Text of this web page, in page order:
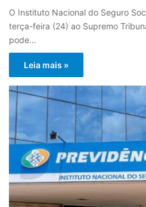
O Instituto Nacional do Seguro
terça-feira (24) ao Supremo
pode…
Leia mais »